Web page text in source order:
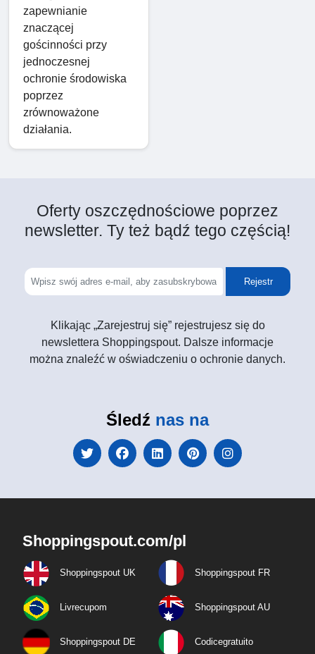
zapewnianie
znaczącej
gościnności przy
jednoczesnej
ochronie środowiska
poprzez
zrównoważone
działania.
Oferty oszczędnościowe poprzez
newsletter. Ty też bądź tego częścią!
Rejestr
Klikając „Zarejestruj się” rejestrujesz się do
newslettera Shoppingspout. Dalsze informacje
można znaleźć w oświadczeniu o ochronie danych.
Śledź nas na
Shoppingspout.com/pl
Shoppingspout UK Shoppingspout FR
Livrecupom Shoppingspout AU
Shoppingspout DE Codicegratuito